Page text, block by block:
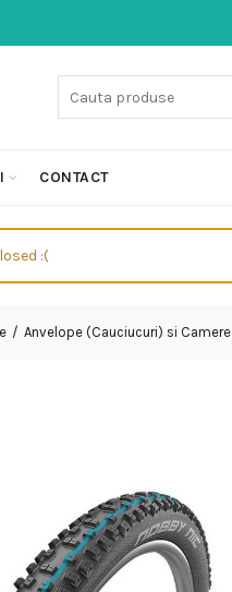
CONTACT
:(
Anvelope (Cauciucuri) si Camere